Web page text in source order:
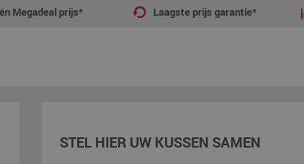
Megadeal prijs* Laagste prijs garantie*
STEL HIER UW KUSSEN SAMEN